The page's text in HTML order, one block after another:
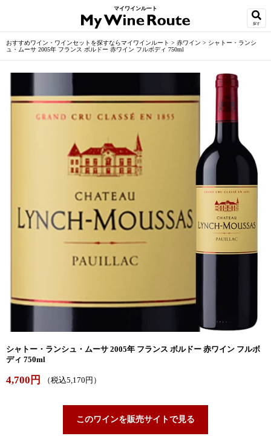
マイワインルート
探す
おすすめワイン・ワインセットを探すならマイワインルート > 赤ワイン > シャトー・ランシ
ュ・ムーサ 2005年 フランス ボルドー 赤ワイン フルボディ 750ml
シャトー・ランシュ・ムーサ 2005年 フランス ボルドー 赤ワイン フルボ
ディ 750ml
4,700円 （税込5,170円）
このワインを販売サイトで見る